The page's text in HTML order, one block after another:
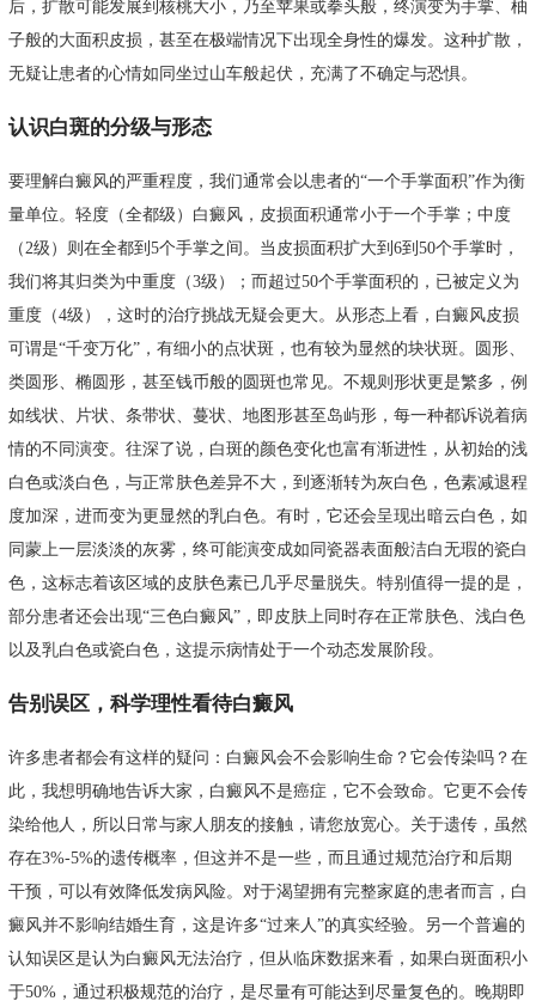
后，扩散可能发展到核桃大小，乃至苹果或拳头般，终演变为手掌、柚
子般的大面积皮损，甚至在极端情况下出现全身性的爆发。这种扩散，
无疑让患者的心情如同坐过山车般起伏，充满了不确定与恐惧。
认识白斑的分级与形态
要理解白癜风的严重程度，我们通常会以患者的“一个手掌面积”作为衡
量单位。轻度（全都级）白癜风，皮损面积通常小于一个手掌；中度
（2级）则在全都到5个手掌之间。当皮损面积扩大到6到50个手掌时，
我们将其归类为中重度（3级）；而超过50个手掌面积的，已被定义为
重度（4级），这时的治疗挑战无疑会更大。从形态上看，白癜风皮损
可谓是“千变万化”，有细小的点状斑，也有较为显然的块状斑。圆形、
类圆形、椭圆形，甚至钱币般的圆斑也常见。不规则形状更是繁多，例
如线状、片状、条带状、蔓状、地图形甚至岛屿形，每一种都诉说着病
情的不同演变。往深了说，白斑的颜色变化也富有渐进性，从初始的浅
白色或淡白色，与正常肤色差异不大，到逐渐转为灰白色，色素减退程
度加深，进而变为更显然的乳白色。有时，它还会呈现出暗云白色，如
同蒙上一层淡淡的灰雾，终可能演变成如同瓷器表面般洁白无瑕的瓷白
色，这标志着该区域的皮肤色素已几乎尽量脱失。特别值得一提的是，
部分患者还会出现“三色白癜风”，即皮肤上同时存在正常肤色、浅白色
以及乳白色或瓷白色，这提示病情处于一个动态发展阶段。
告别误区，科学理性看待白癜风
许多患者都会有这样的疑问：白癜风会不会影响生命？它会传染吗？在
此，我想明确地告诉大家，白癜风不是癌症，它不会致命。它更不会传
染给他人，所以日常与家人朋友的接触，请您放宽心。关于遗传，虽然
存在3%-5%的遗传概率，但这并不是一些，而且通过规范治疗和后期
干预，可以有效降低发病风险。对于渴望拥有完整家庭的患者而言，白
癜风并不影响结婚生育，这是许多“过来人”的真实经验。另一个普遍的
认知误区是认为白癜风无法治疗，但从临床数据来看，如果白斑面积小
于50%，通过积极规范的治疗，是尽量有可能达到尽量复色的。晚期即